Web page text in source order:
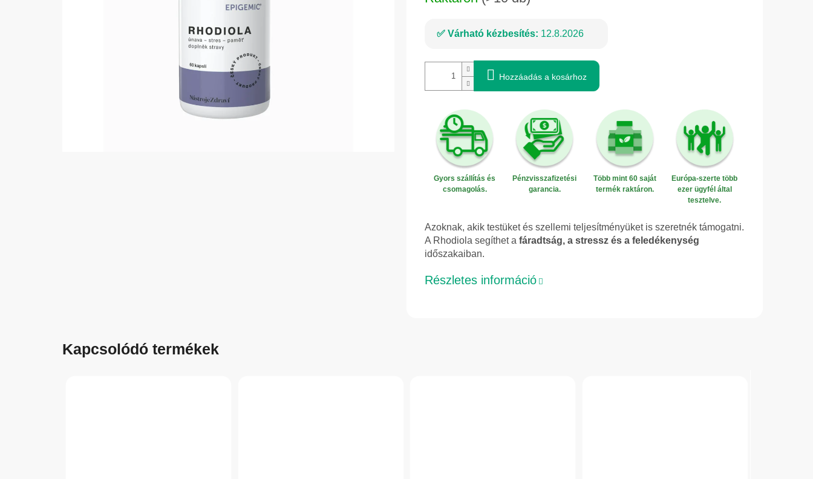
Várható kézbesítés: 12.8.2026
Hozzáadás a kosárhoz
Gyors szállítás és
csomagolás.
Pénzvisszafizetési
garancia.
Több mint 60 saját
termék raktáron.
Európa-szerte több
ezer ügyfél által
tesztelve.
Azoknak, akik testüket és szellemi teljesítményüket is szeretnék támogatni.
A Rhodiola segíthet a fáradtság, a stressz és a feledékenység
időszakaiban.
Részletes információ
Kapcsolódó termékek